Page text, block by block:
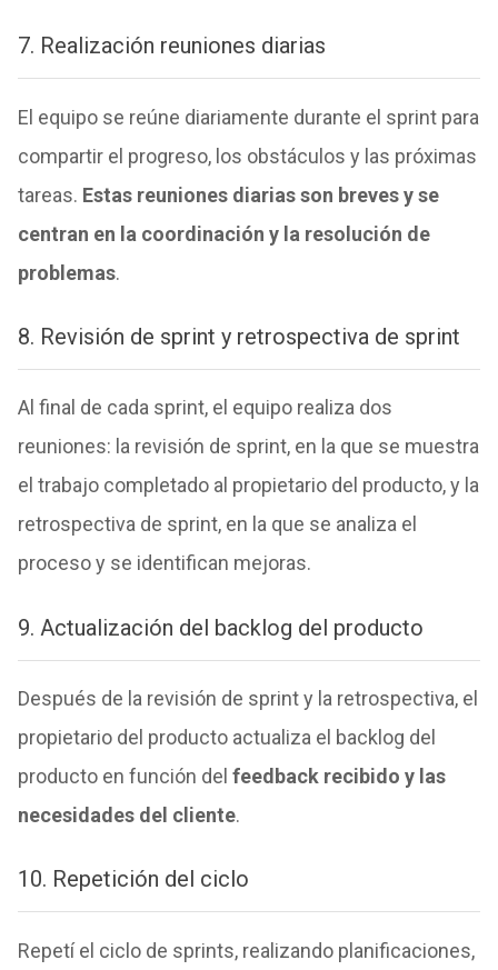
7. Realización reuniones diarias
El equipo se reúne diariamente durante el sprint para
compartir el progreso, los obstáculos y las próximas
tareas. Estas reuniones diarias son breves y se
centran en la coordinación y la resolución de
problemas.
8. Revisión de sprint y retrospectiva de sprint
Al final de cada sprint, el equipo realiza dos
reuniones: la revisión de sprint, en la que se muestra
el trabajo completado al propietario del producto, y la
retrospectiva de sprint, en la que se analiza el
proceso y se identifican mejoras.
9. Actualización del backlog del producto
Después de la revisión de sprint y la retrospectiva, el
propietario del producto actualiza el backlog del
producto en función del feedback recibido y las
necesidades del cliente.
10. Repetición del ciclo
Repetí el ciclo de sprints, realizando planificaciones,